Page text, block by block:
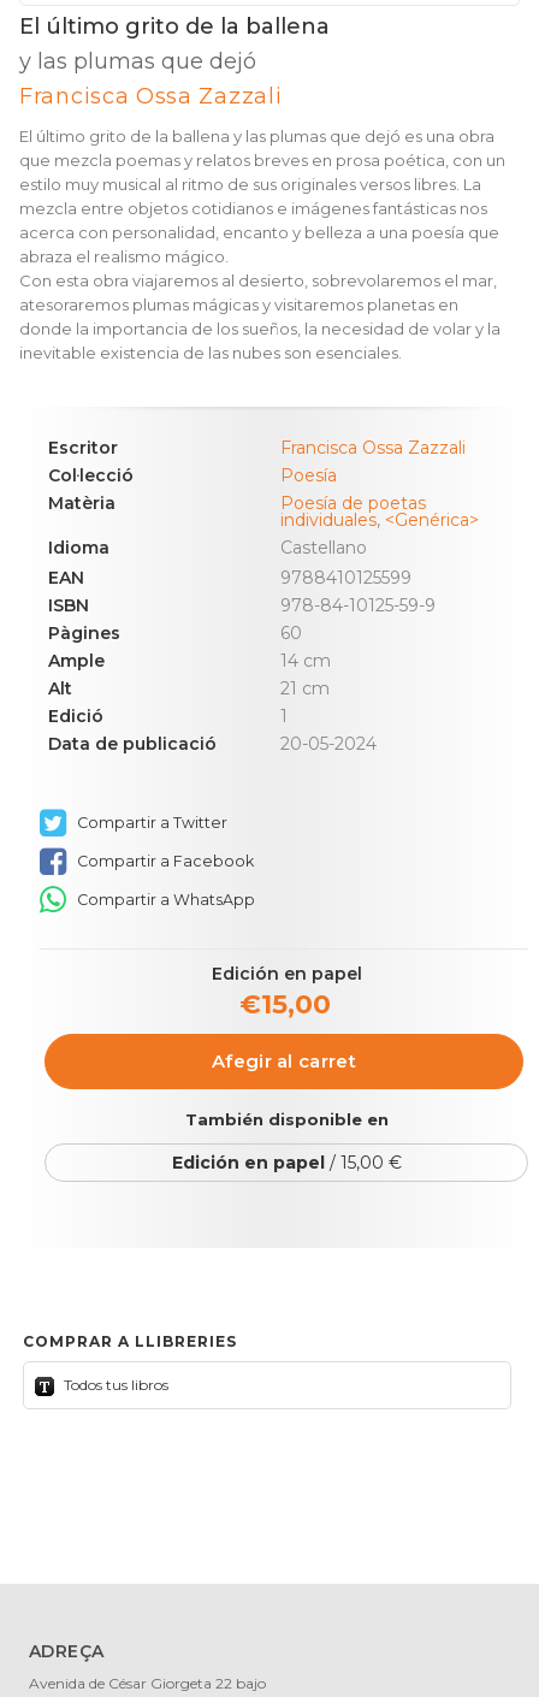
El último grito de la ballena
y las plumas que dejó
Francisca Ossa Zazzali
El último grito de la ballena y las plumas que dejó es una obra
que mezcla poemas y relatos breves en prosa poética, con un
estilo muy musical al ritmo de sus originales versos libres. La
mezcla entre objetos cotidianos e imágenes fantásticas nos
acerca con personalidad, encanto y belleza a una poesía que
abraza el realismo mágico.
Con esta obra viajaremos al desierto, sobrevolaremos el mar,
atesoraremos plumas mágicas y visitaremos planetas en
donde la importancia de los sueños, la necesidad de volar y la
inevitable existencia de las nubes son esenciales.
Escritor
Francisca Ossa Zazzali
Col·lecció
Poesía
Matèria
Poesía de poetas
individuales, <Genérica>
Idioma
Castellano
EAN
9788410125599
ISBN
978-84-10125-59-9
Pàgines
60
Ample
14 cm
Alt
21 cm
Edició
1
Data de publicació
20-05-2024
Compartir a Twitter
Compartir a Facebook
Compartir a WhatsApp
Edición en papel
€15,00
Afegir al carret
También disponible en
Edición en papel/ 15,00 €
COMPRAR A LLIBRERIES
Todos tus libros
ADREÇA
Avenida de César Giorgeta 22 bajo